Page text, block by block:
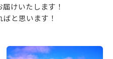
届けいたします！
と思います！